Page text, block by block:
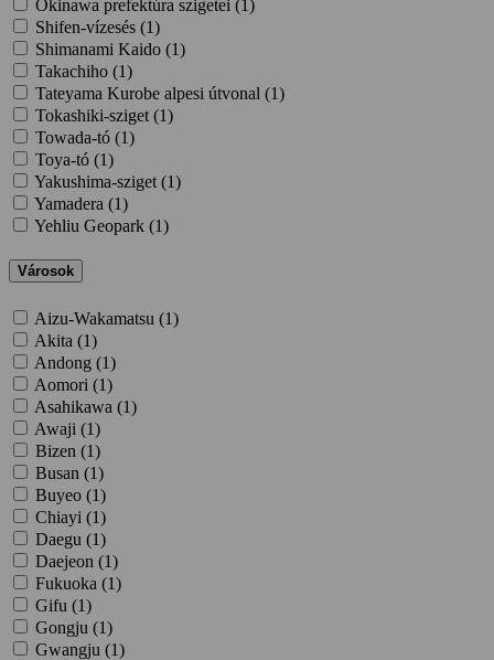
Okinawa prefektúra szigetei (1 )
Shifen-vízesés (1)
Shimanami Kaido (1)
Takachiho (1)
Tateyama Kurobe alpesi útvonal (1)
Tokashiki-sziget (1)
Towada-tó (1)
Toya-tó (1)
Yakushima-sziget (1)
Yamadera (1)
Yehliu Geopark (1)
Városok
Aizu-Wakamatsu (1)
Akita (1)
Andong (1)
Aomori (1)
Asahikawa (1)
Awaji (1)
Bizen (1)
Busan (1)
Buyeo (1)
Chiayi (1)
Daegu (1)
Daejeon (1)
Fukuoka (1)
Gifu (1)
Gongju (1)
Gwangju (1)